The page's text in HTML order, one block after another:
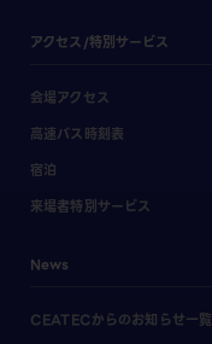
アクセス/特別サービス
会場アクセス
高速バス時刻表
宿泊
来場者特別サービス
News
CEATECからのお知らせ一覧